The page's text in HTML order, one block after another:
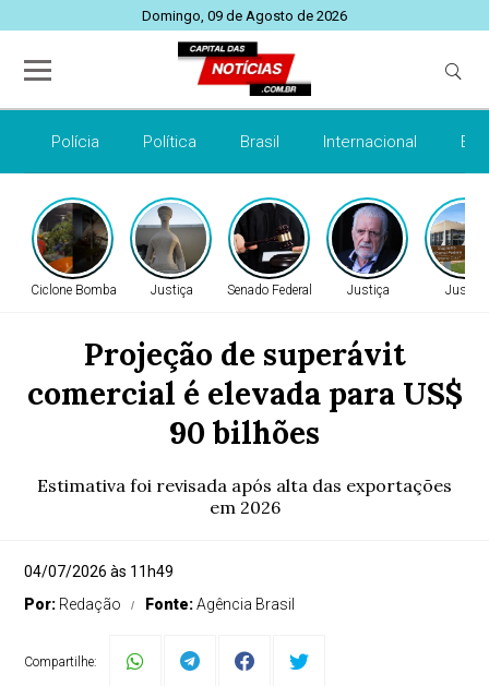
Domingo, 09 de Agosto de 2026
Polícia Política Brasil Internacional
Ciclone Bomba Justiça Senado Federal Justiça Justiça
Projeção de superávit
comercial é elevada para US$
90 bilhões
Estimativa foi revisada após alta das exportações
em 2026
04/07/2026 às 11h49
Por: Redação Fonte:Agência Brasil
Compartilhe: